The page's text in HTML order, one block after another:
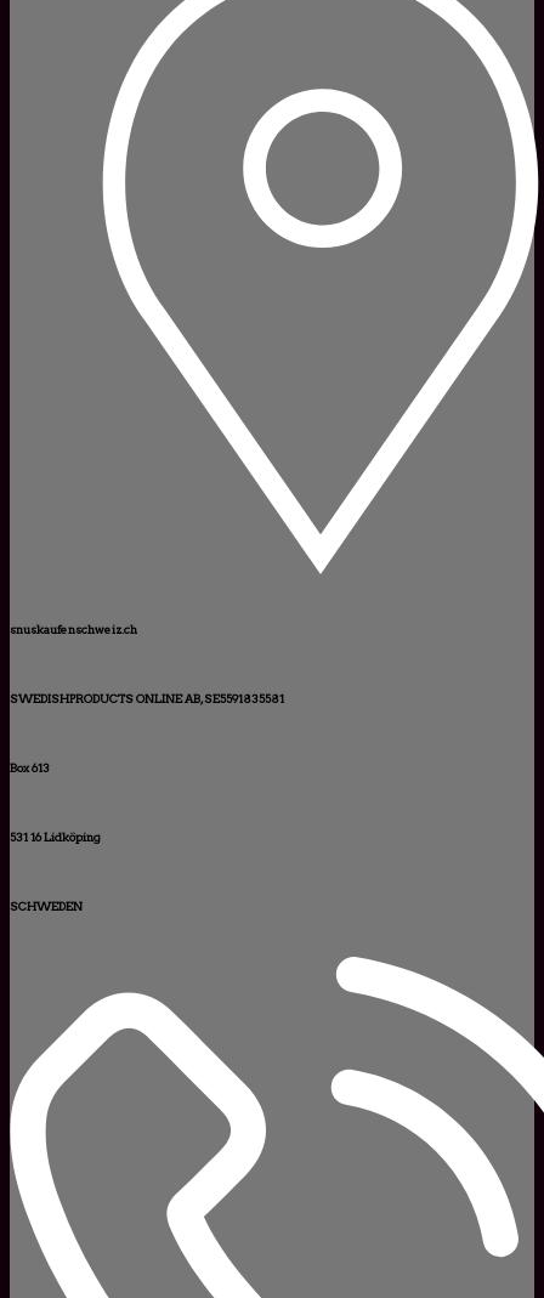
snuskaufenschweiz.ch
SWEDISHPRODUCTS ONLINE AB, SE5591835581
Box 613
531 16 Lidköping
SCHWEDEN